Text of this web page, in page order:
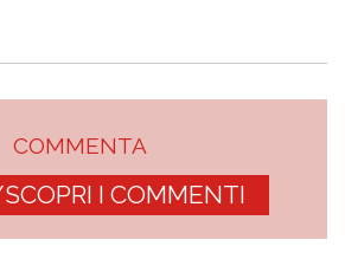
COMMENTA
I COMMENTI